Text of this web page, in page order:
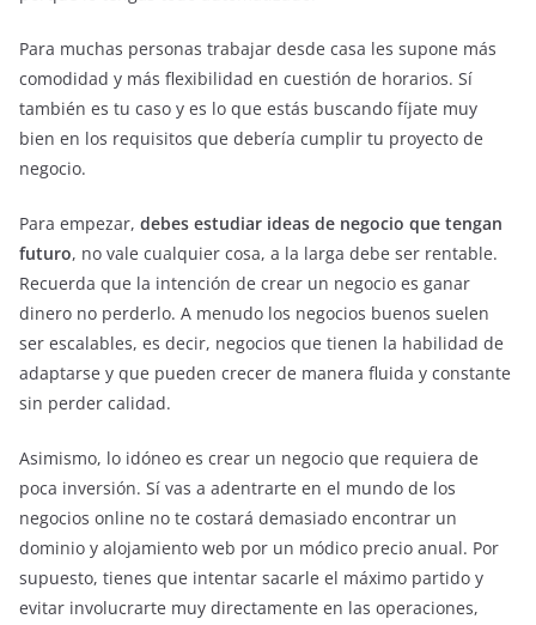
Para muchas personas trabajar desde casa les supone más
comodidad y más flexibilidad en cuestión de horarios. Sí
también es tu caso y es lo que estás buscando fíjate muy
bien en los requisitos que debería cumplir tu proyecto de
negocio.
Para empezar, debes estudiar ideas de negocio que tengan
futuro, no vale cualquier cosa, a la larga debe ser rentable.
Recuerda que la intención de crear un negocio es ganar
dinero no perderlo. A menudo los negocios buenos suelen
ser escalables, es decir, negocios que tienen la habilidad de
adaptarse y que pueden crecer de manera fluida y constante
sin perder calidad.
Asimismo, lo idóneo es crear un negocio que requiera de
poca inversión. Sí vas a adentrarte en el mundo de los
negocios online no te costará demasiado encontrar un
dominio y alojamiento web por un módico precio anual. Por
supuesto, tienes que intentar sacarle el máximo partido y
evitar involucrarte muy directamente en las operaciones,